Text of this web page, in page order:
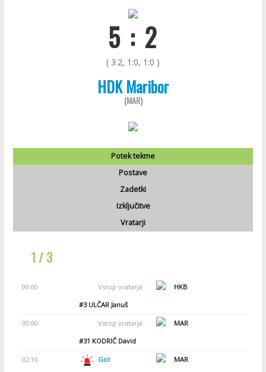
5 : 2
( 3:2, 1:0, 1:0 )
HDK Maribor
(MAR)
Potek tekme
Postave
Zadetki
Izključitve
Vratarji
1 / 3
00:00 Vstop vratarja
HKB
#3ULČAR Januš
00:00 Vstop vratarja
MAR
#31 KODRIČ David
02:10 Gol
MAR